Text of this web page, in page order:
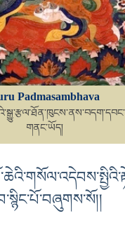
Padmasambhava
གནང་ཡོད།